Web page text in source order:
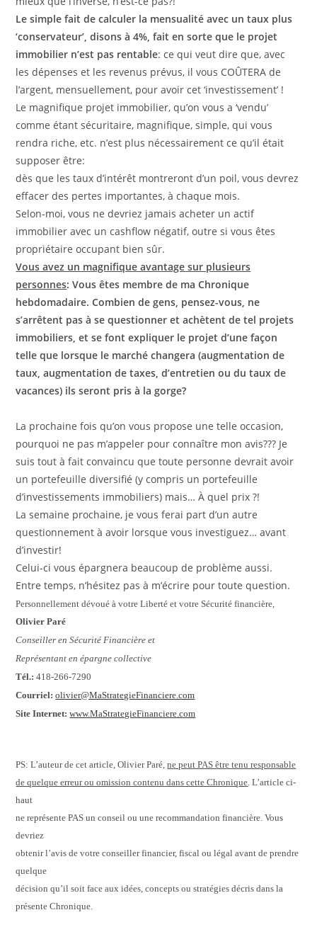
Le simple fait de calculer la mensualité avec un taux plus
‘conservateur’, disons à 4%, fait en sorte que le projet
immobilier n’est pas rentable: ce qui veut dire que, avec
les dépenses et les revenus prévus, il vous COÛTERA de
l’argent, mensuellement, pour avoir cet ‘investissement’ !
Le magnifique projet immobilier, qu’on vous a ‘vendu’
comme étant sécuritaire, magnifique, simple, qui vous
rendra riche, etc. n’est plus nécessairement ce qu’il était
supposer être:
dès que les taux d’intérêt montreront d’un poil, vous devrez
effacer des pertes importantes, à chaque mois.
Selon-moi, vous ne devriez jamais acheter un actif
immobilier avec un cashflow négatif, outre si vous êtes
propriétaire occupant bien sûr.
Vous avez un magnifique avantage sur plusieurs
personnes: Vous êtes membre de ma Chronique
hebdomadaire. Combien de gens, pensez-vous, ne
s’arrêtent pas à se questionner et achètent de tel projets
immobiliers, et se font expliquer le projet d’une façon
telle que lorsque le marché changera (augmentation de
taux, augmentation de taxes, d’entretien ou du taux de
vacances) ils seront pris à la gorge?
La prochaine fois qu’on vous propose une telle occasion,
pourquoi ne pas m’appeler pour connaître mon avis??? Je
suis tout à fait convaincu que toute personne devrait avoir
un portefeuille diversifié (y compris un portefeuille
d’investissements immobiliers) mais… À quel prix ?!
La semaine prochaine, je vous ferai part d’un autre
questionnement à avoir lorsque vous investiguez… avant
d’investir!
Celui-ci vous épargnera beaucoup de problème aussi.
Entre temps, n’hésitez pas à m’écrire pour toute question.
Personnellement dévoué à votre Liberté et votre Sécurité financière,
Olivier Paré
Conseiller en Sécurité Financière et
Représentant en épargne collective
Tél.: 418-266-7290
Courriel: olivier@MaStrategieFinanciere.com
Site Internet: www.MaStrategieFinanciere.com
PS: L’auteur de cet article, Olivier Paré,ne peut PAS être tenu responsable
de quelque erreur ou omission contenu dans cette Chronique. L’article ci-
haut
ne représente PAS un conseil ou une recommandation financière. Vous
devriez
obtenir l’avis de votre conseiller financier, fiscal ou légal avant de prendre
quelque
décision qu’il soit face aux idées, concepts ou stratégies décris dans la
présente Chronique.